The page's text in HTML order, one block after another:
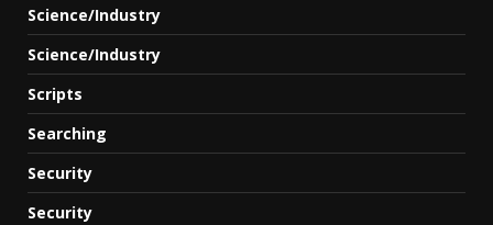
Science/Industry
Science/Industry
Scripts
Searching
Security
Security